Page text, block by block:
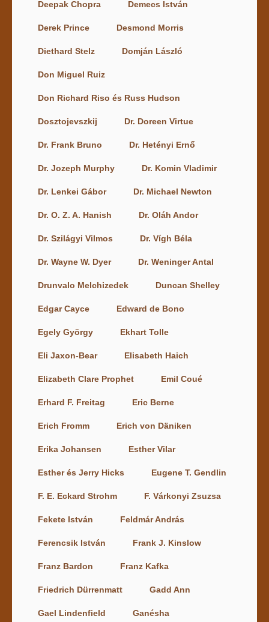
Deepak Chopra Demecs István
Derek Prince Desmond Morris
Diethard Stelz Domján László
Don Miguel Ruiz
Don Richard Riso és Russ Hudson
Dosztojevszkij Dr. Doreen Virtue
Dr. Frank Bruno Dr. Hetényi Ernő
Dr. Jozeph Murphy Dr. Komin Vladimir
Dr. Lenkei Gábor Dr. Michael Newton
Dr. O. Z. A. Hanish Dr. Oláh Andor
Dr. Szilágyi Vilmos Dr. Vígh Béla
Dr. Wayne W. Dyer Dr. Weninger Antal
Drunvalo Melchizedek Duncan Shelley
Edgar Cayce Edward de Bono
Egely György Ekhart Tolle
Eli Jaxon-Bear Elisabeth Haich
Elizabeth Clare Prophet Emil Coué
Erhard F. Freitag Eric Berne
Erich Fromm Erich von Däniken
Erika Johansen Esther Vilar
Esther és Jerry Hicks Eugene T. Gendlin
F. E. Eckard Strohm F. Várkonyi Zsuzsa
Fekete István Feldmár András
Ferencsik István Frank J. Kinslow
Franz Bardon Franz Kafka
Friedrich Dürrenmatt Gadd Ann
Gael Lindenfield Ganésha